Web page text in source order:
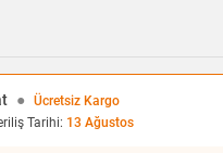
●
Ücretsiz Kargo
Tarihi: 13 Ağustos